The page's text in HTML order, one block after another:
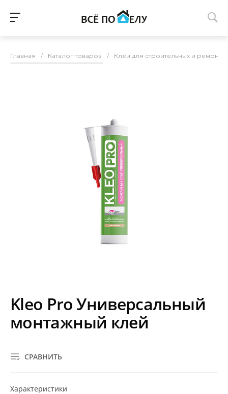
Главная / Каталог товаров / Клеи для строительных и
Kleo Pro Универсальный
монтажный клей
СРАВНИТЬ
Характеристики